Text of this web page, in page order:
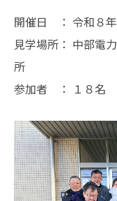
開催日 ： 令和８年
見学場所： 中部電
所
参加者 ： １８名